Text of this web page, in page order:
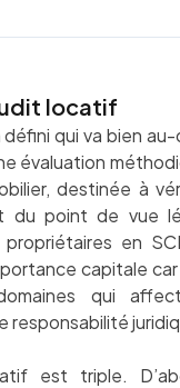
locatif
qui va bien
évaluation
destinée à
du point de vue
en
capitale
qui
est triple.